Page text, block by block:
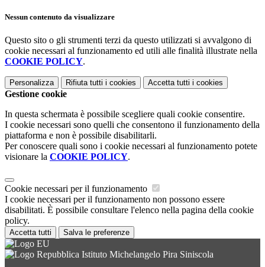
Nessun contenuto da visualizzare
Questo sito o gli strumenti terzi da questo utilizzati si avvalgono di
cookie necessari al funzionamento ed utili alle finalità illustrate nella
COOKIE POLICY.
Personalizza Rifiuta tutti i cookies Accetta tutti i cookies
Gestione cookie
In questa schermata è possibile scegliere quali cookie consentire.
I cookie necessari sono quelli che consentono il funzionamento della
piattaforma e non è possibile disabilitarli.
Per conoscere quali sono i cookie necessari al funzionamento potete
visionare la COOKIE POLICY.
Cookie necessari per il funzionamento
I cookie necessari per il funzionamento non possono essere
disabilitati. È possibile consultare l'elenco nella pagina della cookie
policy.
Accetta tutti Salva le preferenze
Istituto Michelangelo Pira Siniscola